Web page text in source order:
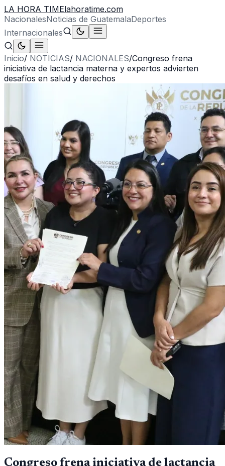
LA HORA TIMElahoratime.com
NacionalesNoticias de GuatemalaDeportes
Internacionales
Inicio/ NOTICIAS/ NACIONALES/Congreso frena
iniciativa de lactancia materna y expertos advierten
desafíos en salud y derechos
Congreso frena iniciativa de lactancia